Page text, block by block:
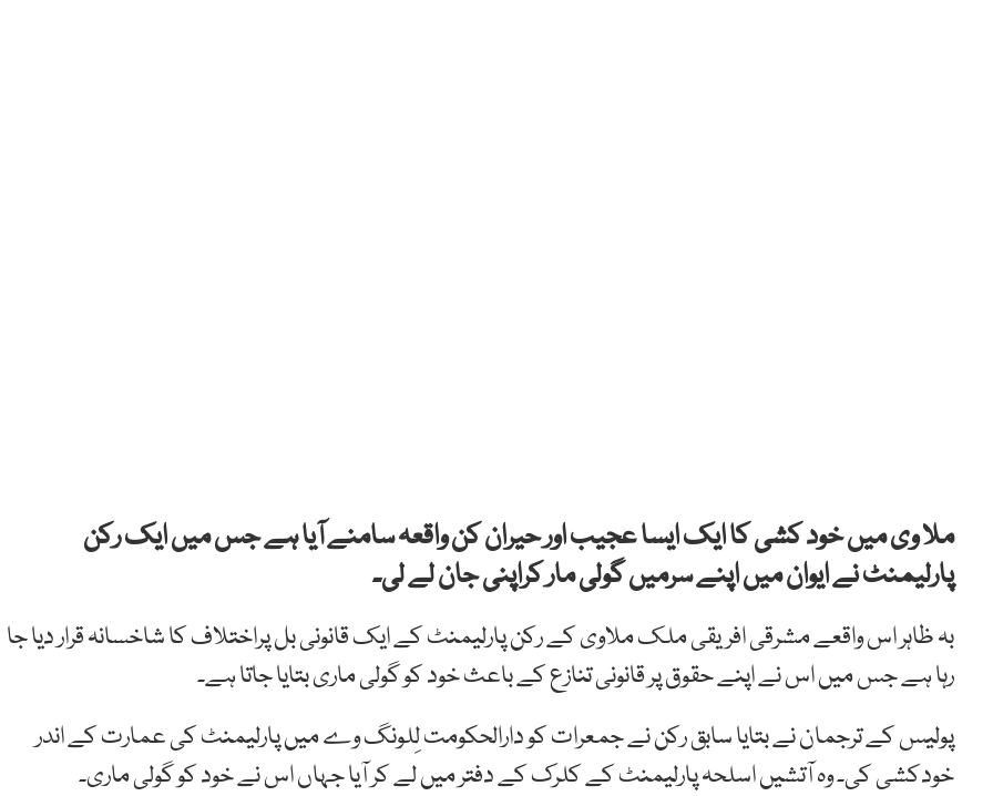
ملا وی میں خود کشی کا ایک ایسا عجیب اور حیران کن واقعہ سامنے آیا ہے جس میں ایک رکن
پارلیمنٹ نے ایوان میں اپنے سرمیں گولی مار کراپنی جان لے لی۔
بہ ظاہر اس واقعے مشرقی افریقی ملک ملاوی کے رکن پارلیمنٹ کے ایک قانونی بل پراختلاف کا شاخسانہ قرار دیا جا
رہا ہے جس میں اس نے اپنے حقوق پر قانونی تنازع کے باعث خود کو گولی ماری بتایا جاتا ہے۔
پولیس کے ترجمان نے بتایا سابق رکن نے جمعرات کو دارالحکومت لِلونگ وے میں پارلیمنٹ کی عمارت کے اندر
خودکشی کی۔ وہ آتشیں اسلحہ پارلیمنٹ کے کلرک کے دفتر میں لے کر آیا جہاں اس نے خود کو گولی ماری۔